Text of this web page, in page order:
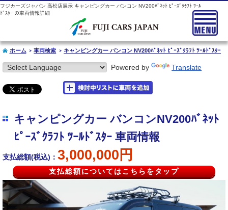
フジカーズジャパン 高松店展示 キャンピングカー バンコン NV200ﾊﾞﾈｯﾄ ﾋﾟｰｽﾞｸﾗﾌﾄ ﾂｰﾙ
ﾄﾞｽﾀｰ の車両情報詳細
ホーム 車両検索 キャンピングカー バンコン NV200ﾊﾞﾈｯﾄ ﾋﾟｰｽﾞｸﾗﾌﾄ ﾂｰﾙﾄﾞｽﾀｰ
Powered by Translate
キャンピングカー バンコンNV200ﾊﾞﾈｯﾄ
ﾋﾟｰｽﾞｸﾗﾌﾄ ﾂｰﾙﾄﾞｽﾀｰ 車両情報
支払総額(税込)： 3,000,000円
支払総額についてはこちらをタップ